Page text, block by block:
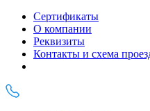
Сертификаты
О компании
Реквизиты
Контакты и схема